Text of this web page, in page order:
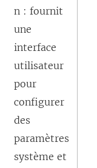
n : fournit
une
interface
utilisateur
pour
configurer
des
paramètres
système et